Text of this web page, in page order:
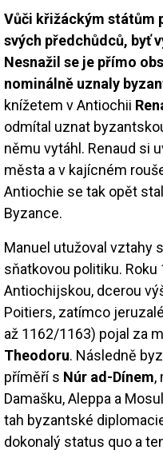
Vůči křižáckým státům
svých předchůdců, byť
Nesnažil se je přímo
nominálně uznaly
knížetem v Antiochii
odmítal uznat
němu vytáhl. Renaud si
města a v kajícném
Antiochie se tak opět
Byzance.
Manuel utužoval vztahy
sňatkovou politiku.
Antiochijskou, dcerou
Poitiers, zatímco
až 1162/1163) pojal za
Theodoru. Následně
příměří s Núr ad-Dínem,
Damašku, Aleppa a
tah byzantské
dokonalý status quo a